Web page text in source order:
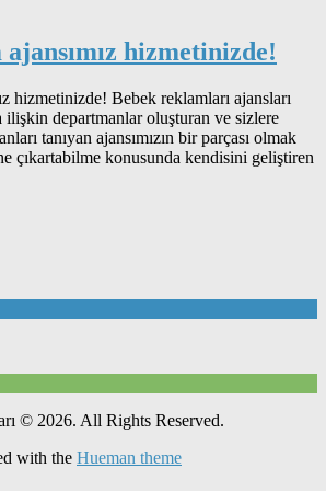
hizmetinizde!
hizmetinizde! Bebek reklamları ajansları
ilişkin departmanlar oluşturan ve sizlere
tanıyan ajansımızın bir parçası olmak
çıkartabilme konusunda kendisini geliştiren
© 2026. All Rights Reserved.
with the Hueman theme